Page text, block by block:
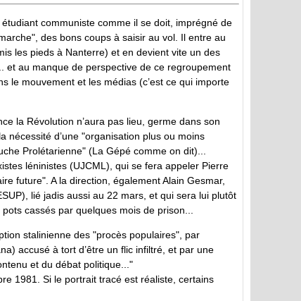
communiste comme il se doit, imprégné de
des bons coups à saisir au vol. Il entre au
les pieds à Nanterre) et en devient vite un des
et au manque de perspective de ce regroupement
le mouvement et les médias (c’est ce qui importe
la Révolution n’aura pas lieu, germe dans son
nécessité d’une "organisation plus ou moins
Prolétarienne" (La Gépé comme on dit)...
léninistes (UJCML), qui se fera appeler Pierre
future". A la direction, également Alain Gesmar,
lié jadis aussi au 22 mars, et qui sera lui plutôt
cassés par quelques mois de prison...
stalinienne des "procès populaires", par
accusé à tort d’être un flic infiltré, et par une
et du débat politique..."
1981. Si le portrait tracé est réaliste, certains